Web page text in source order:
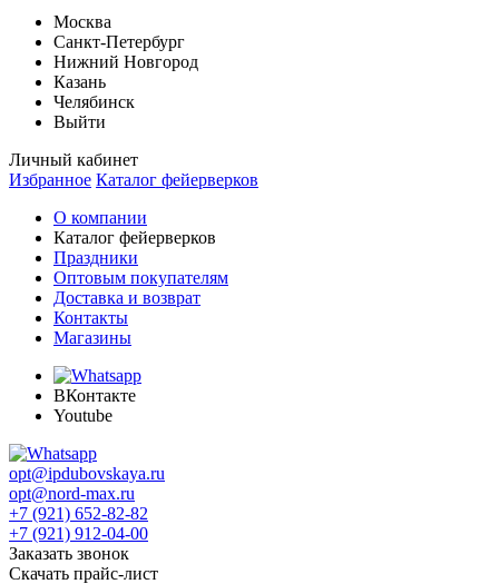
Москва
Санкт-Петербург
Нижний Новгород
Казань
Челябинск
Выйти
Личный кабинет
Избранное Каталог фейерверков
О компании
Каталог фейерверков
Праздники
Оптовым покупателям
Доставка и возврат
Контакты
Магазины
ВКонтакте
Youtube
opt@ipdubovskaya.ru
opt@nord-max.ru
+7 (921) 652-82-82
+7 (921) 912-04-00
Заказать звонок
Скачать прайс-лист